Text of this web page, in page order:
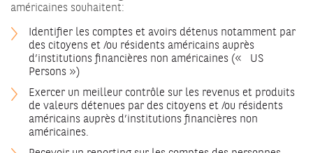
américaines souhaitent:
Identifier les comptes et avoirs détenus notamment par
des citoyens et /ou résidents américains auprès
d’institutions financières non américaines (« US
Persons »)
Exercer un meilleur contrôle sur les revenus et produits
de valeurs détenues par des citoyens et /ou résidents
américains auprès d’institutions financières non
américaines.